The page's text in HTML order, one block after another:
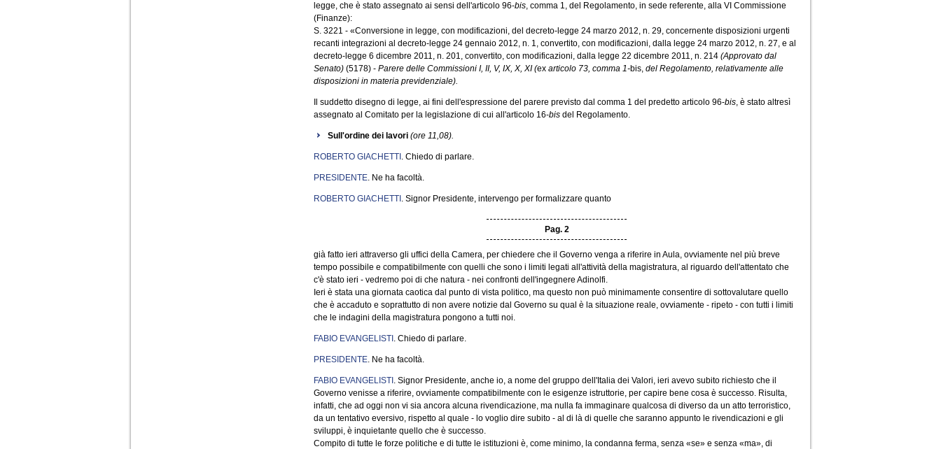
legge, che è stato assegnato ai sensi dell'articolo 96-bis, comma 1, del Regolamento, in sede referente, alla VI Commissione
(Finanze):
S. 3221 - «Conversione in legge, con modificazioni, del decreto-legge 24 marzo 2012, n. 29, concernente disposizioni urgenti
recanti integrazioni al decreto-legge 24 gennaio 2012, n. 1, convertito, con modificazioni, dalla legge 24 marzo 2012, n. 27, e al
decreto-legge 6 dicembre 2011, n. 201, convertito, con modificazioni, dalla legge 22 dicembre 2011, n. 214 (Approvato dal
Senato) (5178) - Parere delle Commissioni I, II, V, IX, X, XI (ex articolo 73, comma 1-bis, del Regolamento, relativamente alle
disposizioni in materia previdenziale).
Il suddetto disegno di legge, ai fini dell'espressione del parere previsto dal comma 1 del predetto articolo 96-bis, è stato altresì
assegnato al Comitato per la legislazione di cui all'articolo 16-bis del Regolamento.
Sull'ordine dei lavori (ore 11,08).
ROBERTO GIACHETTI . Chiedo di parlare.
PRESIDENTE. Ne ha facoltà.
ROBERTO GIACHETTI . Signor Presidente, intervengo per formalizzare quanto
Pag. 2
già fatto ieri attraverso gli uffici della Camera, per chiedere che il Governo venga a riferire in Aula, ovviamente nel più breve
tempo possibile e compatibilmente con quelli che sono i limiti legati all'attività della magistratura, al riguardo dell'attentato che
c'è stato ieri - vedremo poi di che natura - nei confronti dell'ingegnere Adinolfi.
Ieri è stata una giornata caotica dal punto di vista politico, ma questo non può minimamente consentire di sottovalutare quello
che è accaduto e soprattutto di non avere notizie dal Governo su qual è la situazione reale, ovviamente - ripeto - con tutti i limiti
che le indagini della magistratura pongono a tutti noi.
FABIO EVANGELISTI . Chiedo di parlare.
PRESIDENTE. Ne ha facoltà.
FABIO EVANGELISTI . Signor Presidente, anche io, a nome del gruppo dell'Italia dei Valori, ieri avevo subito richiesto che il
Governo venisse a riferire, ovviamente compatibilmente con le esigenze istruttorie, per capire bene cosa è successo. Risulta,
infatti, che ad oggi non vi sia ancora alcuna rivendicazione, ma nulla fa immaginare qualcosa di diverso da un atto terroristico,
da un tentativo eversivo, rispetto al quale - lo voglio dire subito - al di là di quelle che saranno appunto le rivendicazioni e gli
sviluppi, è inquietante quello che è successo.
Compito di tutte le forze politiche e di tutte le istituzioni è, come minimo, la condanna ferma, senza «se» e senza «ma», di